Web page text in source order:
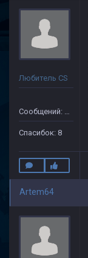
Любитель CS
Сообщений: 29
Спасибок: 8
Artem64